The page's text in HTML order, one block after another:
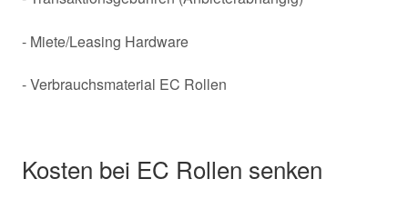
- Miete/Leasing Hardware
- Verbrauchsmaterial EC Rollen
Kosten bei EC Rollen senken